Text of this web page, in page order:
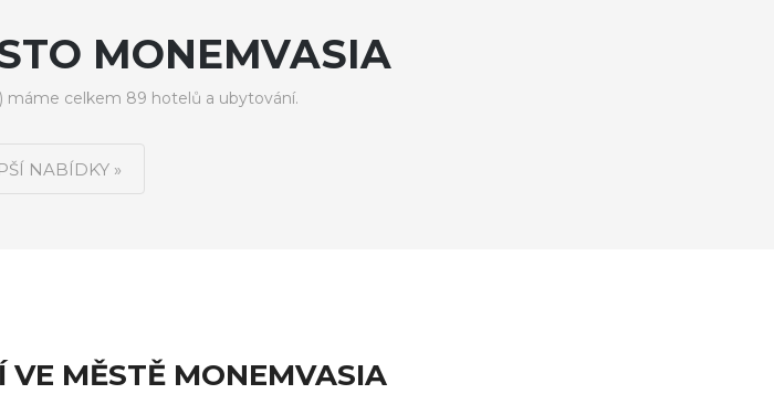
MONEMVASIA
máme celkem 89 hotelů a ubytování.
NABÍDKY »
VE MĚSTĚ MONEMVASIA